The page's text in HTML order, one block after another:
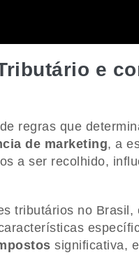
e
regras que
de marketing, a
a ser recolhido,
tributários no Brasil,
significativa,